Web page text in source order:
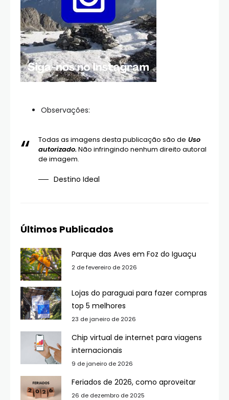
Observações:
Todas as imagens desta publicação são de Uso
autorizado.Não infringindo nenhum direito autoral
de imagem.
Destino Ideal
Últimos Publicados
Parque das Aves em Foz do Iguaçu
2 de fevereiro de 2026
Lojas do paraguai para fazer compras
top 5 melhores
23 de janeiro de 2026
Chip virtual de internet para viagens
internacionais
9 de janeiro de 2026
Feriados de 2026, como aproveitar
26 de dezembro de 2025